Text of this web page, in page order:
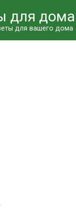
для дома
для вашего дома